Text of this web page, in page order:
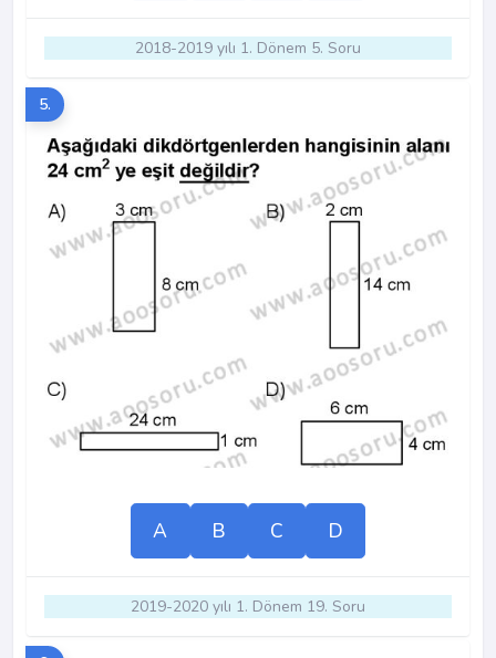
2018-2019 yılı 1. Dönem 5. Soru
5.
A B C D
2019-2020 yılı 1. Dönem 19. Soru